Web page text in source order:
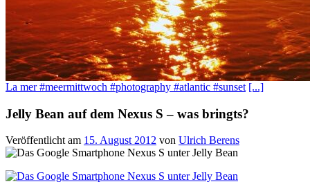
La mer #meermittwoch #photography #atlantic #sunset [...]
Jelly Bean auf dem Nexus S – was bringts?
Veröffentlicht am 15. August 2012 von Ulrich Berens